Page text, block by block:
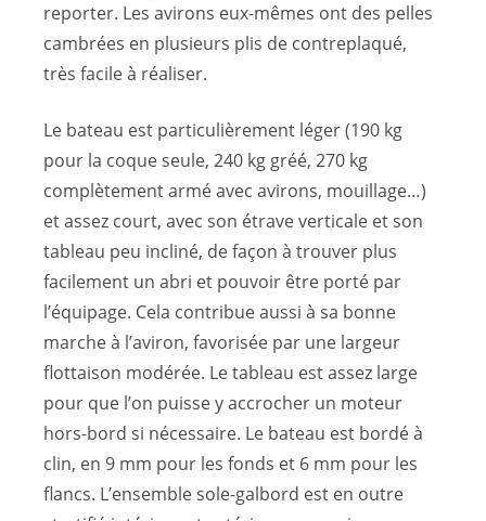
reporter. Les avirons eux-mêmes ont des pelles
cambrées en plusieurs plis de contreplaqué,
très facile à réaliser.
Le bateau est particulièrement léger (190 kg
pour la coque seule, 240 kg gréé, 270 kg
complètement armé avec avirons, mouillage…)
et assez court, avec son étrave verticale et son
tableau peu incliné, de façon à trouver plus
facilement un abri et pouvoir être porté par
l’équipage. Cela contribue aussi à sa bonne
marche à l’aviron, favorisée par une largeur
flottaison modérée. Le tableau est assez large
pour que l’on puisse y accrocher un moteur
hors-bord si nécessaire. Le bateau est bordé à
clin, en 9 mm pour les fonds et 6 mm pour les
flancs. L’ensemble sole-galbord est en outre